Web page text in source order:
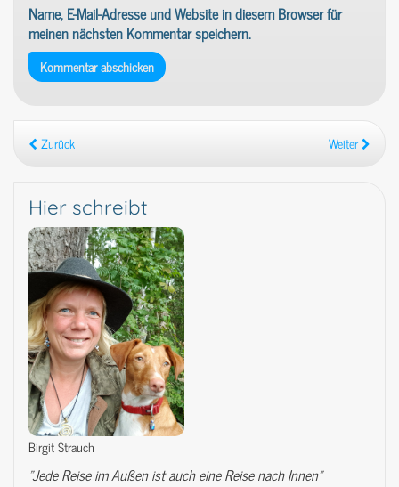
Name, E-Mail-Adresse und Website in diesem Browser für
meinen nächsten Kommentar speichern.
Zurück Weiter
Hier schreibt
Birgit Strauch
"Jede Reise im Außen ist auch eine Reise nach Innen"